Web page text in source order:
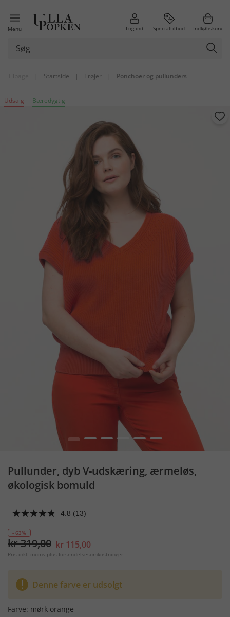
Menu Log ind Specialtilbud Indkøbskurv
| Startside | Trøjer | Ponchoer og pullunders
Udsalg Bæredygtig
1 2 3 5 6
Pullunder, dyb V-udskæring, ærmeløs,
økologisk bomuld
4.8 (13)
- 63%
kr 319,00 kr 115,00
Pris inkl. moms plus forsendelsesomkostninger
Denne farve er udsolgt
Farve: mørk orange